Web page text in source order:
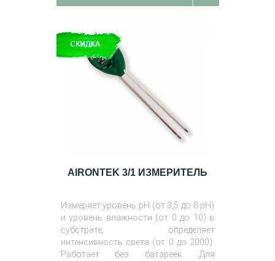
AIRONTEK 3/1 ИЗМЕРИТЕЛЬ
Измеряет уровень pH (от 3,5 до 8 pH)
и уровень влажности (от 0 до 10) в
субстрате, определяет
интенсивность света (от 0 до 2000).
Работает без батареек. Для